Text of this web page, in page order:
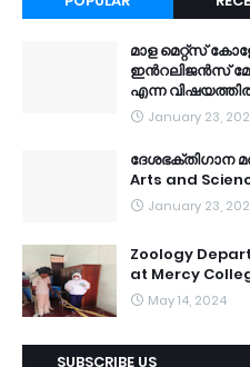
മാള മെറ്റ്സ്
ഇൻറലിജൻസ്
എന്ന
January 23,
ദേശഭക്തിഗാന
Arts and
January 23,
Zoology
at Mercy
May 14, 2024
SUBSCRIBE US